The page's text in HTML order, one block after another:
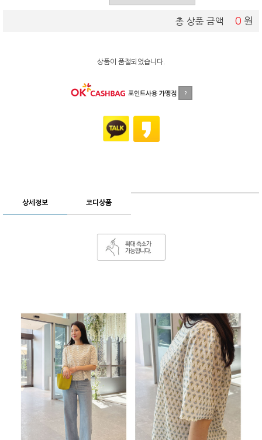
총 상품 금액 0 원
상품이 품절되었습니다.
포인트사용 가맹점 ?
상세정보 코디상품